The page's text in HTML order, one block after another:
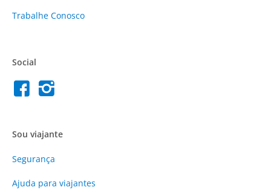
Trabalhe Conosco
Social
Sou viajante
Segurança
Ajuda para viajantes